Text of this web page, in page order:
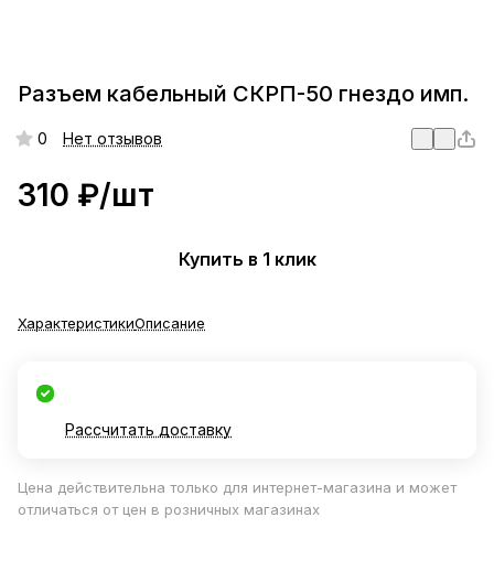
Разъем кабельный СКРП-50 гнездо имп.
0 Нет отзывов
310 ₽/шт
Купить в 1 клик
ХарактеристикиОписание
Рассчитать доставку
Цена действительна только для интернет-магазина и может
отличаться от цен в розничных магазинах